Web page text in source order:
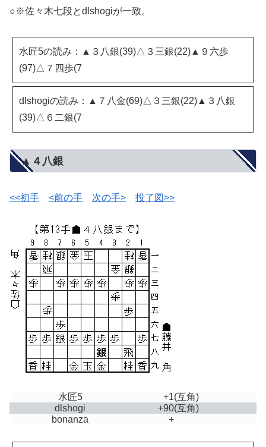
○※佐々木七段とdlshogiが一致。
水匠5の読み：▲３八銀(39)△３三銀(22)▲９六歩
(97)△７四歩(7
dlshogiの読み：▲７八金(69)△３三銀(22)▲３八銀
(39)△６二銀(7
▲４八銀
<<初手 <前の手 次の手> 投了図>>
水匠5 +1(互角)
dlshogi
+90(互角)
bonanza
+